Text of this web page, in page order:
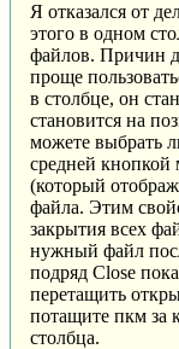
Я отказался от
этого в одном
файлов. Причин
проще
в столбце, он
становится на
можете выбрать
средней
(который
файла. Этим
закрытия всех
нужный файл
подряд Close
перетащить
потащите пкм за
столбца.